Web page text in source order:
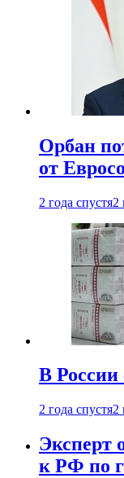
Орбан
от
2 года спустя2
В России
2 года спустя2
Эксперт
к РФ по